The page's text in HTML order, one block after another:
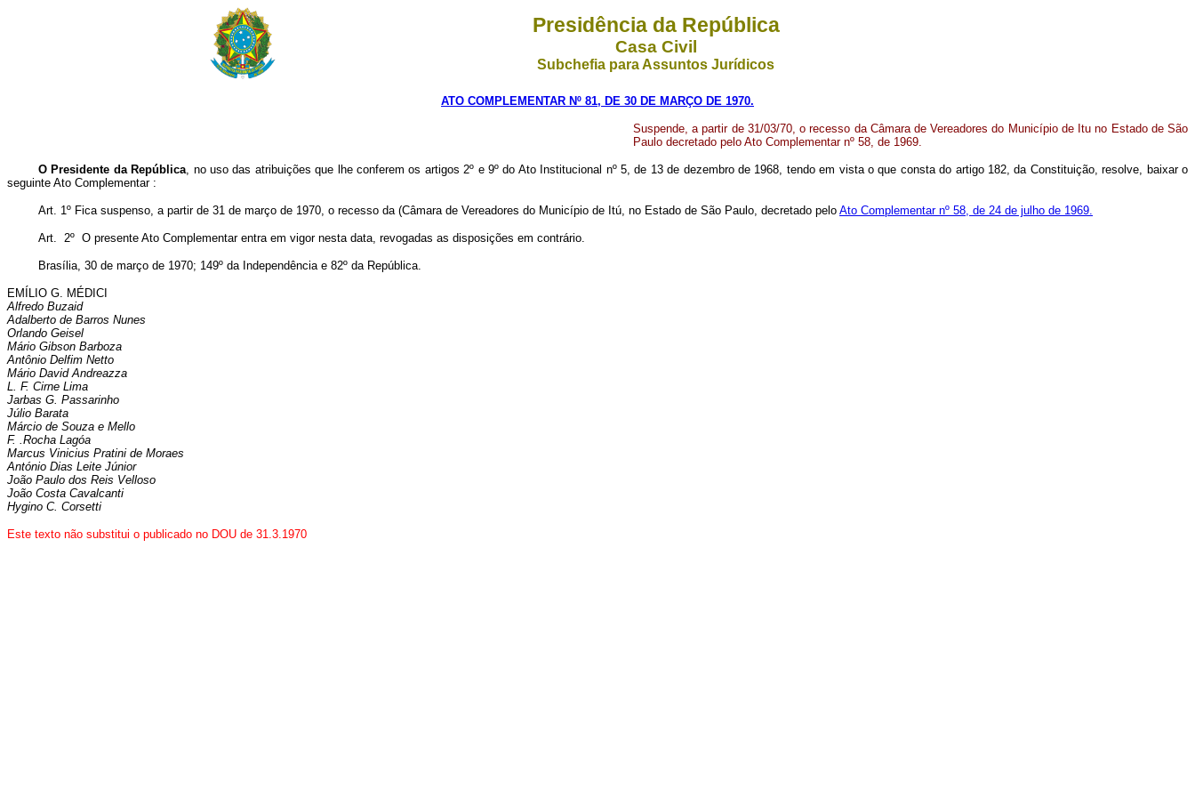
Presidência da República
Casa Civil
Subchefia para Assuntos Jurídicos
ATO COMPLEMENTAR Nº 81, DE 30 DE MARÇO DE 1970.
Suspende, a partir de 31/03/70, o recesso da Câmara de Vereadores do Município de Itu no Estado de São
Paulo decretado pelo Ato Complementar nº 58, de 1969.
O Presidente da República, no uso das atribuições que lhe conferem os artigos 2º e 9º do Ato Institucional nº 5, de 13 de dezembro de 1968, tendo em vista o que consta do artigo 182, da Constituição, resolve, baixar o
seguinte Ato Complementar :
Art. 1º Fica suspenso, a partir de 31 de março de 1970, o recesso da (Câmara de Vereadores do Município de Itú, no Estado de São Paulo, decretado pelo Ato Complementar nº 58, de 24 de julho de 1969.
Art. 2º O presente Ato Complementar entra em vigor nesta data, revogadas as disposições em contrário.
Brasília, 30 de março de 1970; 149º da Independência e 82º da República.
EMÍLIO G. MÉDICI
Alfredo Buzaid
Adalberto de Barros Nunes
Orlando Geisel
Mário Gibson Barboza
Antônio Delfim Netto
Mário David Andreazza
L. F. Cirne Lima
Jarbas G. Passarinho
Júlio Barata
Márcio de Souza e Mello
F. .Rocha Lagóa
Marcus Vinicius Pratini de Moraes
António Dias Leite Júnior
João Paulo dos Reis Velloso
João Costa Cavalcanti
Hygino C. Corsetti
Este texto não substitui o publicado no DOU de 31.3.1970